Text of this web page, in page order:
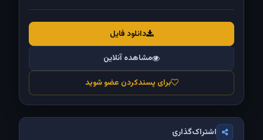
دانلود فایل
مشاهده آنلاین
برای پسندکردن عضو شوید
اشتراک‌گذاری